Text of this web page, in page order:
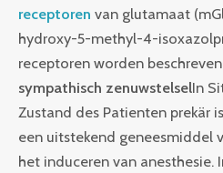
receptoren van glutamaat
hydroxy-5-methyl-4-
receptoren worden
sympathisch zenuwstelselIn
Zustand des Patienten prekär
een uitstekend geneesmiddel
het induceren van anesthesie.